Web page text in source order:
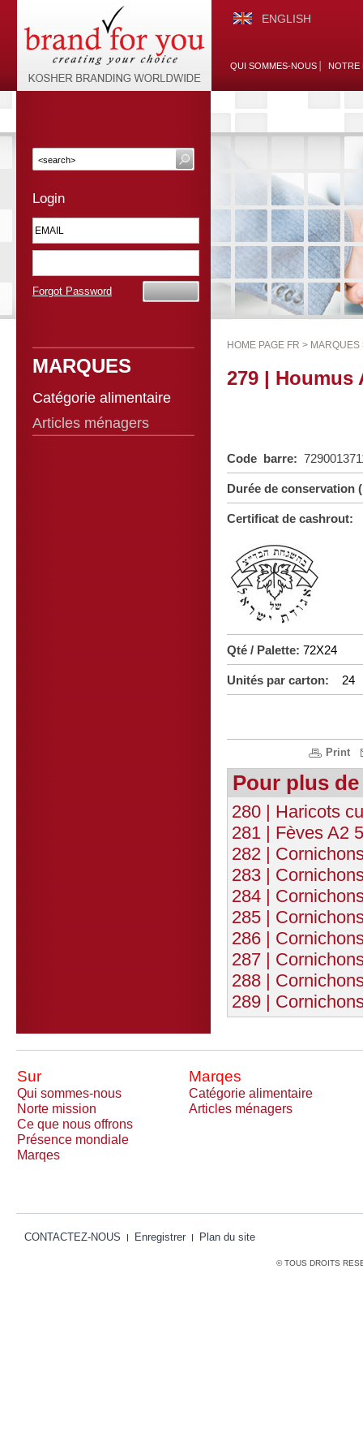
ENGLISH
QUI SOMMES-NOUS NOTRE
Login
Forgot Password
MARQUES
Catégorie alimentaire
Articles ménagers
HOME PAGE FR > MARQUES
279 | Houmus
Code barre:
Durée de
Certificat de cashrout:
Qté / Palette: 72X24
Unités par carton: 24
Print
Pour plus
280 | Haricots
281 | Fèves A2
282 |
283 |
284 |
285 |
286 |
287 |
288 |
289 |
Sur Marqes
Qui sommes-nous
Catégorie alimentaire
Norte mission
Articles ménagers
Ce que nous offrons
Présence mondiale
Marqes
CONTACTEZ-NOUS Enregistrer Plan du site
© TOUS DROITS